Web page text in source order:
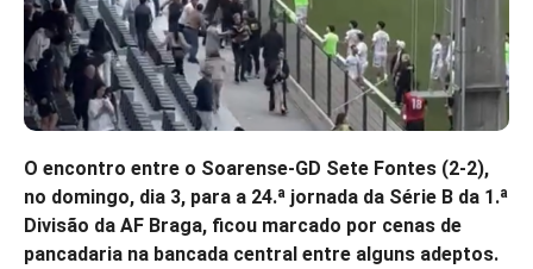
O encontro entre o Soarense-GD Sete Fontes (2-2),
no domingo, dia 3, para a 24.ª jornada da Série B da 1.ª
Divisão da AF Braga, ficou marcado por cenas de
pancadaria na bancada central entre alguns adeptos.